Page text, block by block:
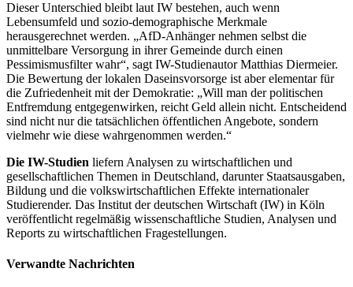
Dieser Unterschied bleibt laut IW bestehen, auch wenn
Lebensumfeld und sozio-demographische Merkmale
herausgerechnet werden. „AfD-Anhänger nehmen selbst die
unmittelbare Versorgung in ihrer Gemeinde durch einen
Pessimismusfilter wahr“, sagt IW-Studienautor Matthias Diermeier.
Die Bewertung der lokalen Daseinsvorsorge ist aber elementar für
die Zufriedenheit mit der Demokratie: „Will man der politischen
Entfremdung entgegenwirken, reicht Geld allein nicht. Entscheidend
sind nicht nur die tatsächlichen öffentlichen Angebote, sondern
vielmehr wie diese wahrgenommen werden.“
Die IW-Studien liefern Analysen zu wirtschaftlichen und
gesellschaftlichen Themen in Deutschland, darunter Staatsausgaben,
Bildung und die volkswirtschaftlichen Effekte internationaler
Studierender. Das Institut der deutschen Wirtschaft (IW) in Köln
veröffentlicht regelmäßig wissenschaftliche Studien, Analysen und
Reports zu wirtschaftlichen Fragestellungen.
Verwandte Nachrichten